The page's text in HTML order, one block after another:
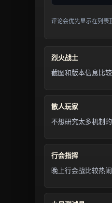
评论会优先显示在列表
烈火战士
截图和版本信息比
散人玩家
不想研究太多机制
行会指挥
晚上行会战比较热